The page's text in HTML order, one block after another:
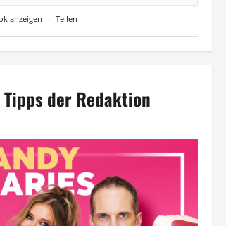
anzeigen · Teilen
Tipps der Redaktion